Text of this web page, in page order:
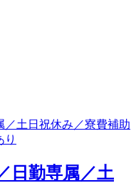
日勤専属／土